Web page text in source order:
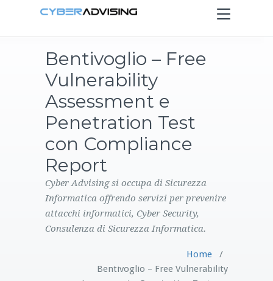
Toggle
navigation
PRODOTTI
CONTATTI
Bentivoglio – Free
Vulnerability
Assessment e
Penetration Test
con Compliance
Report
Cyber Advising si occupa di Sicurezza
Informatica offrendo servizi per prevenire
attacchi informatici, Cyber Security,
Consulenza di Sicurezza Informatica.
Home/
Bentivoglio – Free Vulnerability